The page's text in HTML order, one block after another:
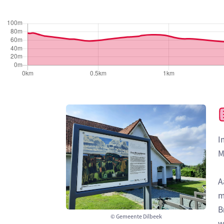
© Gemeente Dilbeek